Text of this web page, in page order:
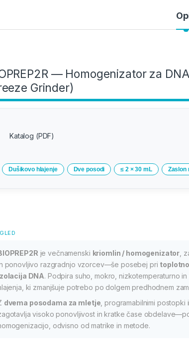
— Homogenizator za
Grinder)
Katalog (PDF)
Dušikovo hlajenje Dve posodi ≤ 2 × 30 mL Zaslon
je večnamenski kriomlin / homogenizator ,
ponovljivo razgradnjo vzorcev—še posebej pri
DNA. Podpira suho, mokro, nizkotemperaturno
ki zmanjšuje potrebo po dolgem predhodnem
dvema posodama za mletje , programabilnimi
visoko ponovljivost in kratke čase
odvisno od matrike in metode.